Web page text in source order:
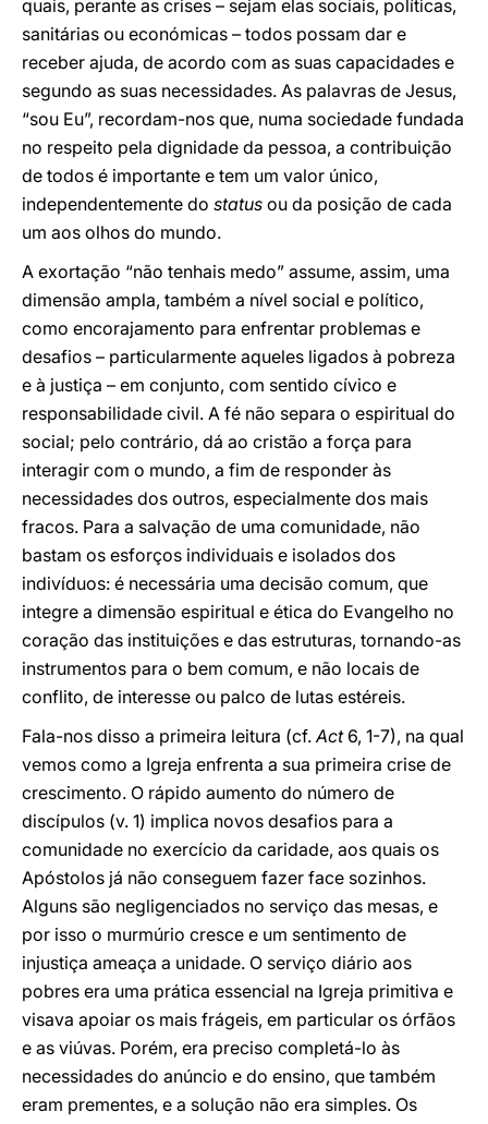
quais, perante as crises – sejam elas sociais, políticas,
sanitárias ou económicas – todos possam dar e
receber ajuda, de acordo com as suas capacidades e
segundo as suas necessidades. As palavras de Jesus,
“sou Eu”, recordam-nos que, numa sociedade fundada
no respeito pela dignidade da pessoa, a contribuição
de todos é importante e tem um valor único,
independentemente do status ou da posição de cada
um aos olhos do mundo.
A exortação “não tenhais medo” assume, assim, uma
dimensão ampla, também a nível social e político,
como encorajamento para enfrentar problemas e
desafios – particularmente aqueles ligados à pobreza
e à justiça – em conjunto, com sentido cívico e
responsabilidade civil. A fé não separa o espiritual do
social; pelo contrário, dá ao cristão a força para
interagir com o mundo, a fim de responder às
necessidades dos outros, especialmente dos mais
fracos. Para a salvação de uma comunidade, não
bastam os esforços individuais e isolados dos
indivíduos: é necessária uma decisão comum, que
integre a dimensão espiritual e ética do Evangelho no
coração das instituições e das estruturas, tornando-as
instrumentos para o bem comum, e não locais de
conflito, de interesse ou palco de lutas estéreis.
Fala-nos disso a primeira leitura (cf.Act6, 1-7), na qual
vemos como a Igreja enfrenta a sua primeira crise de
crescimento. O rápido aumento do número de
discípulos (v. 1) implica novos desafios para a
comunidade no exercício da caridade, aos quais os
Apóstolos já não conseguem fazer face sozinhos.
Alguns são negligenciados no serviço das mesas, e
por isso o murmúrio cresce e um sentimento de
injustiça ameaça a unidade. O serviço diário aos
pobres era uma prática essencial na Igreja primitiva e
visava apoiar os mais frágeis, em particular os órfãos
e as viúvas. Porém, era preciso completá-lo às
necessidades do anúncio e do ensino, que também
eram prementes, e a solução não era simples. Os